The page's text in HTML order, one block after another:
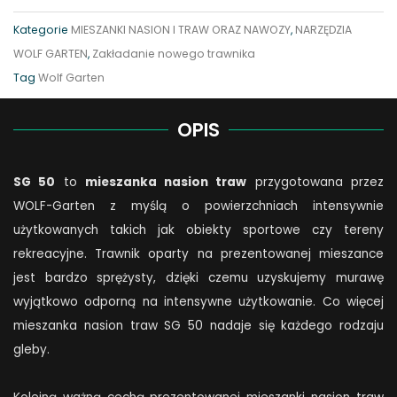
WOLF-
Garten
quantity
Kategorie MIESZANKI NASION I TRAW ORAZ NAWOZY, NARZĘDZIA
WOLF GARTEN, Zakładanie nowego trawnika
Tag Wolf Garten
OPIS
SG 50 to mieszanka nasion traw przygotowana przez
WOLF-Garten z myślą o powierzchniach intensywnie
użytkowanych takich jak obiekty sportowe czy tereny
rekreacyjne. Trawnik oparty na prezentowanej mieszance
jest bardzo sprężysty, dzięki czemu uzyskujemy murawę
wyjątkowo odporną na intensywne użytkowanie. Co więcej
mieszanka nasion traw SG 50 nadaje się każdego rodzaju
gleby.